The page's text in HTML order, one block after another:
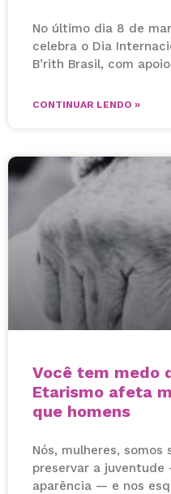
No último dia 8 de
celebra o Dia
B’rith Brasil, com
CONTINUAR LENDO »
Você tem medo
Etarismo afeta
que homens
Nós, mulheres, somos
preservar a
aparência — e nos